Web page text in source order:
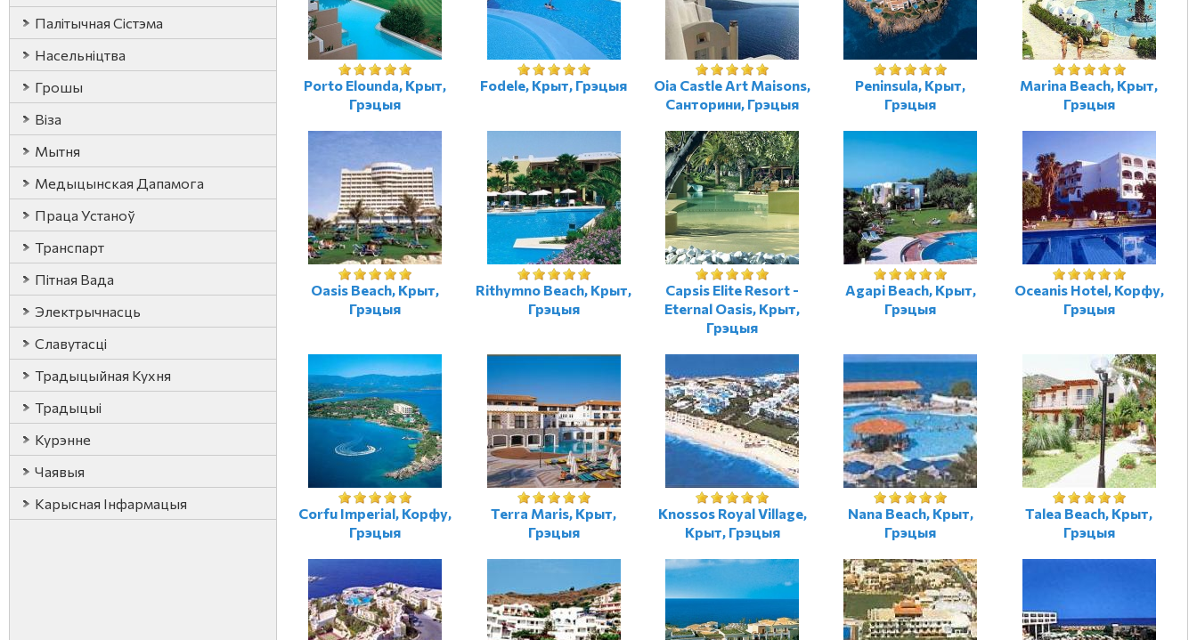
Палітычная Сістэма
Насельніцтва
Грошы
Віза
Мытня
Медыцынская Дапамога
Праца Устаноў
Транспарт
Пітная Вада
Электрычнасць
Славутасці
Традыцыйная Кухня
Традыцыі
Курэнне
Чаявыя
Карысная Iнфармацыя
Porto Elounda, Крыт,
Грэцыя
Fodele, Крыт, Грэцыя
Oia Castle Art Maisons,
Санторини, Грэцыя
Peninsula, Крыт,
Грэцыя
Marina Beach, Крыт,
Грэцыя
Oasis Beach, Крыт,
Грэцыя
Rithymno Beach, Крыт,
Грэцыя
Capsis Elite Resort -
Eternal Oasis, Крыт,
Грэцыя
Agapi Beach, Крыт,
Грэцыя
Oceanis Hotel, Корфу,
Грэцыя
Corfu Imperial, Корфу,
Грэцыя
Terra Maris, Крыт,
Грэцыя
Knossos Royal Village,
Крыт, Грэцыя
Nana Beach, Крыт,
Грэцыя
Talea Beach, Крыт,
Грэцыя